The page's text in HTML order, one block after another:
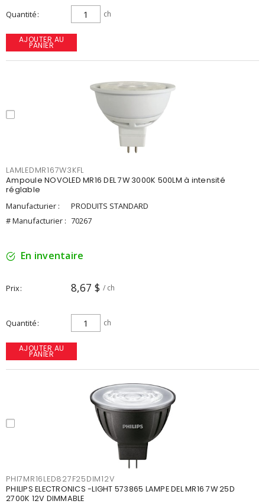
Quantité ch
AJOUTER AU
PANIER
LAMLEDMR167W3KFL
Ampoule NOVOLED MR16 DEL 7W 3000K 500LM à intensité
réglable
Manufacturier :
PRODUITS STANDARD
# Manufacturier : 70267
En inventaire
Prix 8,67 $ / ch
Quantité ch
AJOUTER AU
PANIER
PHI7MR16LED827F25DIM12V
PHILIPS ELECTRONICS -LIGHT 573865 LAMPE DEL MR16 7W 25D
2700K 12V DIMMABLE